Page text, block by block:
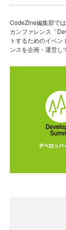
CodeZine編集部で
カンファレンス「
トするためのイベ
ンスを企画・運営し